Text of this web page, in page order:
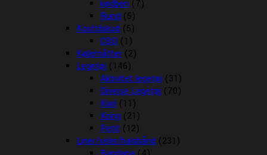
kødben (7)
Rund (5)
Kosttilskud (5)
CBD (1)
Kølemåtter (2)
Legetøj (146)
Aktivitet legetøj (31)
Diverse Legetøj (70)
Kiwi (11)
Kong (21)
Petit (12)
Liner/seler/halsbånd (231)